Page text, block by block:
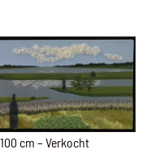
cm – Verkocht